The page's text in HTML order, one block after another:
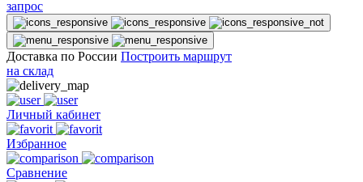
запрос
Доставка по России Построить маршрут
на склад
Личный кабинет
Избранное
Сравнение